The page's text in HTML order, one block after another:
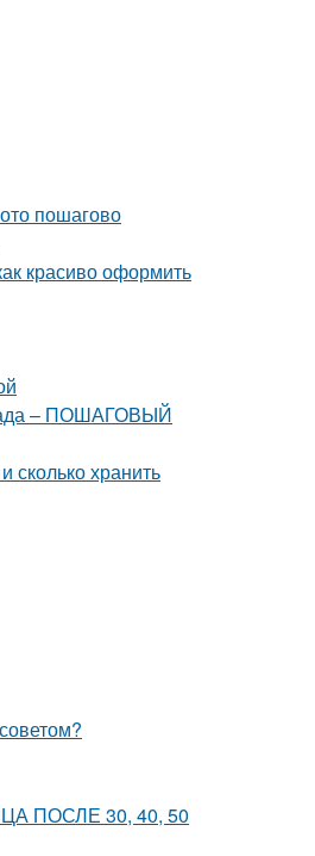
пошагово
красиво оформить
сада – ПОШАГОВЫЙ
сколько хранить
ПОСЛЕ 30, 40, 50